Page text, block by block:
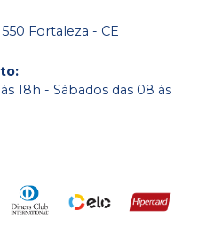
Fortaleza - CE
:
18h - Sábados das 08 às